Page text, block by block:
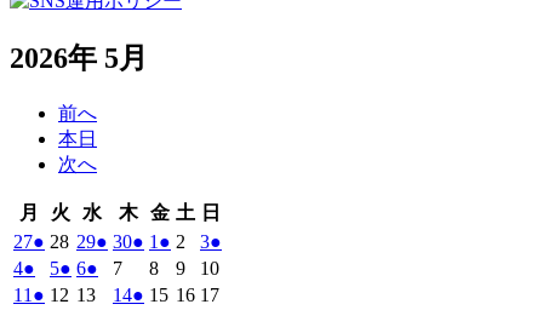
2026年 5月
前へ
本日
次へ
月
月
曜
日
火 火
曜
日
水
曜
日
木木
曜
日
金金
曜
日
土 土
曜
日
日
曜
272026
年
4
● (1
件
の
282026
年
292026
年
● (1
件
の
302026
4
● (1
件
の
1 2026
年
5
● (1
件
の
2 2026
年
5
32026
年
5
●
42026
年
●
件
52026
年
● (1
件
62026
年
●
件
72026
年
82026
年
92026
年
102026
年
11 2026
● (112 2026
132026
142026
● (1152026
162026
172026